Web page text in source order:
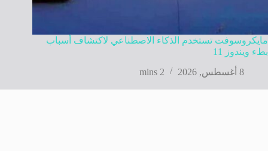
مايكروسوفت تستخدم الذكاء الاصطناعي لاكتشاف أسباب
بطء ويندوز 11
8 أغسطس, 2026
2 mins